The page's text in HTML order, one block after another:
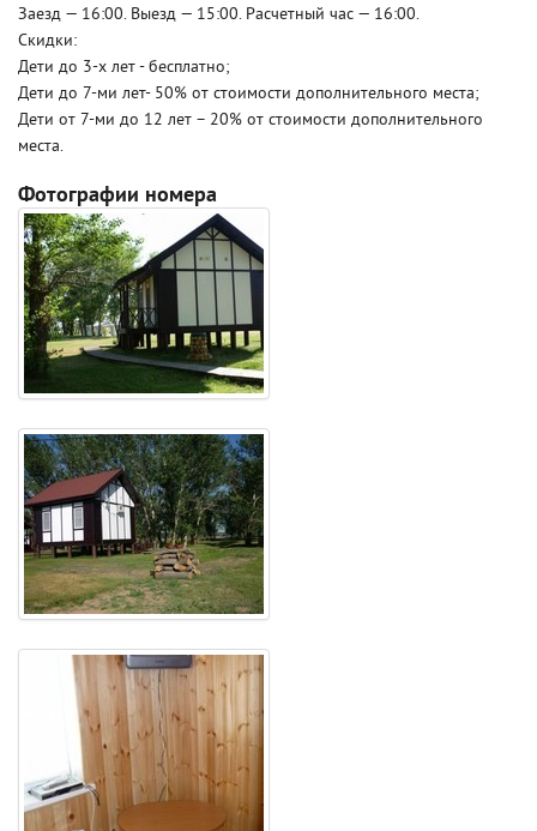
Заезд — 16:00. Выезд — 15:00. Расчетный час — 16:00.
Скидки:
Дети до 3-х лет - бесплатно;
Дети до 7-ми лет- 50% от стоимости дополнительного места;
Дети от 7-ми до 12 лет – 20% от стоимости дополнительного
места.
Фотографии номера